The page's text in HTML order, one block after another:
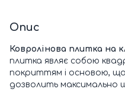
Опис
Ковролінова плитка на
плитка являє собою
покриттям і основою,
дозволить